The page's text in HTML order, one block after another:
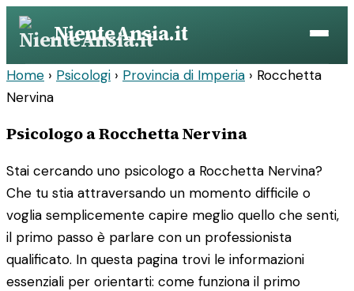
Vai
contenuto
NienteAnsia.it
Home › Psicologi › Provincia di Imperia › Rocchetta
Nervina
Psicologo a Rocchetta Nervina
Stai cercando uno psicologo a Rocchetta Nervina?
Che tu stia attraversando un momento difficile o
voglia semplicemente capire meglio quello che senti,
il primo passo è parlare con un professionista
qualificato. In questa pagina trovi le informazioni
essenziali per orientarti: come funziona il primo